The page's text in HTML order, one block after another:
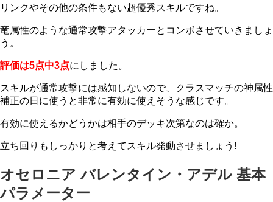
リンクやその他の条件もない超優秀スキルですね。
竜属性のような通常攻撃アタッカーとコンボさせていきましょ
う。
評価は5点中3点にしました。
スキルが通常攻撃には感知しないので、クラスマッチの神属性
補正の日に使うと非常に有効に使えそうな感じです。
有効に使えるかどうかは相手のデッキ次第なのは確か。
立ち回りもしっかりと考えてスキル発動させましょう!
オセロニア バレンタイン・アデル 基本
パラメーター